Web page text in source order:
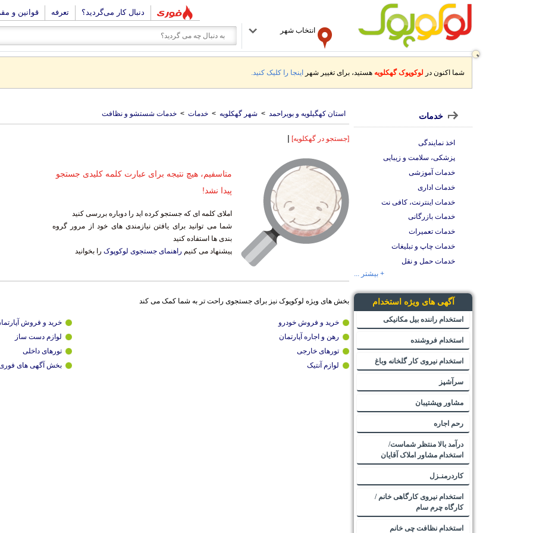
دنبال کار می‌گردید؟ تعرفه قوانین و
انتخاب شهر
شما اکنون در لوکوپوک گهکلویه هستید، برای تغییر شهر اینجا را کلیک کنید.
استان کهگیلویه و بویراحمد > شهر گهکلویه > خدمات > خدمات شستشو و نظافت
[جستجو در گهکلویه] |
متاسفیم، هیچ نتیجه برای عبارت کلمه کلیدی جستجو
پیدا نشد!
املای کلمه ای که جستجو کرده اید را دوباره بررسی کنید
شما می توانید برای یافتن نیازمندی های خود از مرور گروه
بندی ها استفاده کنید
پیشنهاد می کنیم راهنمای جستجوی لوکوپوک را بخوانید
بخش های ویژه لوکوپوک نیز برای جستجوی راحت تر به شما کمک می کند
خرید و فروش خودرو
خرید و فروش
رهن و اجاره آپارتمان
لوازم دست ساز
تورهای خارجی
تورهای داخلی
لوازم آنتیک
بخش آگهی های
خدمات
اخذ نمایندگی
پزشکی، سلامت و زیبایی
خدمات آموزشی
خدمات اداری
خدمات اینترنت، کافی نت
خدمات بازرگانی
خدمات تعمیرات
خدمات چاپ و تبلیغات
خدمات حمل و نقل
+ بیشتر ...
آگهی های ویژه استخدام
استخدام راننده بیل مکانیکی
استخدام فروشنده
استخدام نیروی کار گلخانه وباغ
سرآشپز
مشاور وپشتیبان
رحم اجاره
درآمد بالا منتظر شماست/
استخدام مشاور املاک آقایان
کاردرمنـزل
استخدام نیروی کارگاهی خانم /
کارگاه چرم سام
استخدام نظافت چی خانم